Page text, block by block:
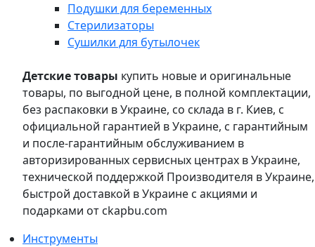
Подушки для беременных
Стерилизаторы
Сушилки для бутылочек
Детские товары купить новые и оригинальные
товары, по выгодной цене, в полной комплектации,
без распаковки в Украине, со склада в г. Киев, с
официальной гарантией в Украине, с гарантийным
и после-гарантийным обслуживанием в
авторизированных сервисных центрах в Украине,
технической поддержкой Производителя в Украине,
быстрой доставкой в Украине с акциями и
подарками от ckapbu.com
Инструменты